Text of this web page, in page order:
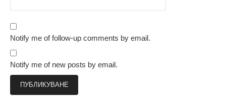
Notify me of follow-up comments by email.
Notify me of new posts by email.